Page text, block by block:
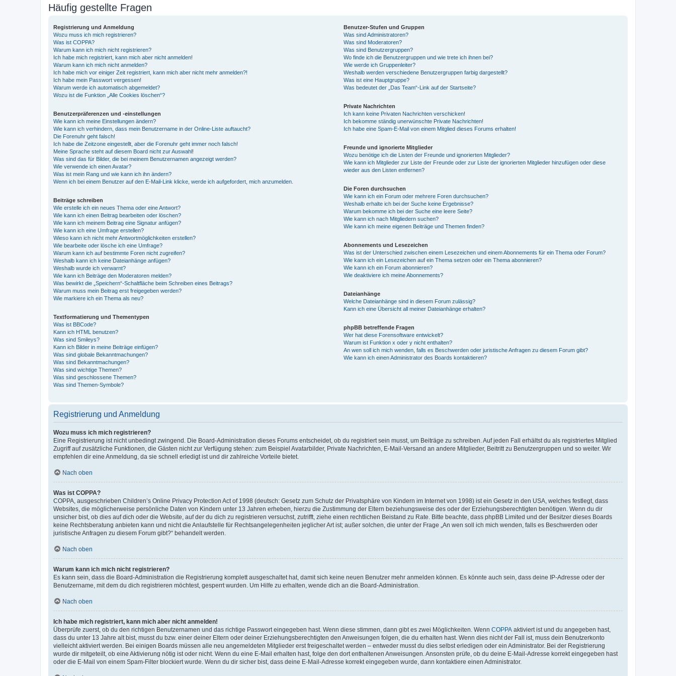
Häufig gestellte Fragen
Registrierung und Anmeldung
Wozu muss ich mich registrieren?
Was ist COPPA?
Warum kann ich mich nicht registrieren?
Ich habe mich registriert, kann mich aber nicht anmelden!
Warum kann ich mich nicht anmelden?
Ich habe mich vor einiger Zeit registriert, kann mich aber nicht mehr anmelden?!
Ich habe mein Passwort vergessen!
Warum werde ich automatisch abgemeldet?
Wozu ist die Funktion „Alle Cookies löschen“?
Benutzerpräferenzen und -einstellungen
Wie kann ich meine Einstellungen ändern?
Wie kann ich verhindern, dass mein Benutzername in der Online-Liste auftaucht?
Die Forenuhr geht falsch!
Ich habe die Zeitzone eingestellt, aber die Forenuhr geht immer noch falsch!
Meine Sprache steht auf diesem Board nicht zur Auswahl!
Was sind das für Bilder, die bei meinem Benutzernamen angezeigt werden?
Wie verwende ich einen Avatar?
Was ist mein Rang und wie kann ich ihn ändern?
Wenn ich bei einem Benutzer auf den E-Mail-Link klicke, werde ich aufgefordert, mich anzumelden.
Beiträge schreiben
Wie erstelle ich ein neues Thema oder eine Antwort?
Wie kann ich einen Beitrag bearbeiten oder löschen?
Wie kann ich meinem Beitrag eine Signatur anfügen?
Wie kann ich eine Umfrage erstellen?
Wieso kann ich nicht mehr Antwortmöglichkeiten erstellen?
Wie bearbeite oder lösche ich eine Umfrage?
Warum kann ich auf bestimmte Foren nicht zugreifen?
Weshalb kann ich keine Dateianhänge anfügen?
Weshalb wurde ich verwarnt?
Wie kann ich Beiträge den Moderatoren melden?
Was bewirkt die „Speichern“-Schaltfläche beim Schreiben eines Beitrags?
Warum muss mein Beitrag erst freigegeben werden?
Wie markiere ich ein Thema als neu?
Textformatierung und Thementypen
Was ist BBCode?
Kann ich HTML benutzen?
Was sind Smileys?
Kann ich Bilder in meine Beiträge einfügen?
Was sind globale Bekanntmachungen?
Was sind Bekanntmachungen?
Was sind wichtige Themen?
Was sind geschlossene Themen?
Was sind Themen-Symbole?
Benutzer-Stufen und Gruppen
Was sind Administratoren?
Was sind Moderatoren?
Was sind Benutzergruppen?
Wo finde ich die Benutzergruppen und wie trete ich ihnen bei?
Wie werde ich Gruppenleiter?
Weshalb werden verschiedene Benutzergruppen farbig dargestellt?
Was ist eine Hauptgruppe?
Was bedeutet der „Das Team“-Link auf der Startseite?
Private Nachrichten
Ich kann keine Privaten Nachrichten verschicken!
Ich bekomme ständig unerwünschte Private Nachrichten!
Ich habe eine Spam-E-Mail von einem Mitglied dieses Forums erhalten!
Freunde und ignorierte Mitglieder
Wozu benötige ich die Listen der Freunde und ignorierten Mitglieder?
Wie kann ich Mitglieder zur Liste der Freunde oder zur Liste der ignorierten Mitglieder hinzufügen oder diese
wieder aus den Listen entfernen?
Die Foren durchsuchen
Wie kann ich ein Forum oder mehrere Foren durchsuchen?
Weshalb erhalte ich bei der Suche keine Ergebnisse?
Warum bekomme ich bei der Suche eine leere Seite?
Wie kann ich nach Mitgliedern suchen?
Wie kann ich meine eigenen Beiträge und Themen finden?
Abonnements und Lesezeichen
Was ist der Unterschied zwischen einem Lesezeichen und einem Abonnements für ein Thema oder Forum?
Wie kann ich ein Lesezeichen auf ein Thema setzen oder ein Thema abonnieren?
Wie kann ich ein Forum abonnieren?
Wie deaktiviere ich meine Abonnements?
Dateianhänge
Welche Dateianhänge sind in diesem Forum zulässig?
Kann ich eine Übersicht all meiner Dateianhänge erhalten?
phpBB betreffende Fragen
Wer hat diese Forensoftware entwickelt?
Warum ist Funktion x oder y nicht enthalten?
An wen soll ich mich wenden, falls es Beschwerden oder juristische Anfragen zu diesem Forum gibt?
Wie kann ich einen Administrator des Boards kontaktieren?
Registrierung und Anmeldung
Wozu muss ich mich registrieren?
Eine Registrierung ist nicht unbedingt zwingend. Die Board-Administration dieses Forums entscheidet, ob du registriert sein musst, um Beiträge zu schreiben. Auf jeden Fall erhältst du als registriertes Mitglied
Zugriff auf zusätzliche Funktionen, die Gästen nicht zur Verfügung stehen: zum Beispiel Avatarbilder, Private Nachrichten, E-Mail-Versand an andere Mitglieder, Beitritt zu Benutzergruppen und so weiter. Wir
empfehlen dir eine Anmeldung, da sie schnell erledigt ist und dir zahlreiche Vorteile bietet.
Nach oben
Was ist COPPA?
COPPA, ausgeschrieben Children’s Online Privacy Protection Act of 1998 (deutsch: Gesetz zum Schutz der Privatsphäre von Kindern im Internet von 1998) ist ein Gesetz in den USA, welches festlegt, dass
Websites, die möglicherweise persönliche Daten von Kindern unter 13 Jahren erheben, hierzu die Zustimmung der Eltern beziehungsweise des oder der Erziehungsberechtigten benötigen. Wenn du dir
unsicher bist, ob dies auf dich oder die Website, auf der du dich zu registrieren versuchst, zutrifft, ziehe einen rechtlichen Beistand zu Rate. Bitte beachte, dass phpBB Limited und der Besitzer dieses Boards
keine Rechtsberatung anbieten kann und nicht die Anlaufstelle für Rechtsangelegenheiten jeglicher Art ist; außer solchen, die unter der Frage „An wen soll ich mich wenden, falls es Beschwerden oder
juristische Anfragen zu diesem Forum gibt?“ behandelt werden.
Nach oben
Warum kann ich mich nicht registrieren?
Es kann sein, dass die Board-Administration die Registrierung komplett ausgeschaltet hat, damit sich keine neuen Benutzer mehr anmelden können. Es könnte auch sein, dass deine IP-Adresse oder der
Benutzername, mit dem du dich registrieren möchtest, gesperrt wurden. Um Hilfe zu erhalten, wende dich an die Board-Administration.
Nach oben
Ich habe mich registriert, kann mich aber nicht anmelden!
Überprüfe zuerst, ob du den richtigen Benutzernamen und das richtige Passwort eingegeben hast. Wenn diese stimmen, dann gibt es zwei Möglichkeiten. Wenn COPPA aktiviert ist und du angegeben hast,
dass du unter 13 Jahre alt bist, musst du bzw. einer deiner Eltern oder deiner Erziehungsberechtigten den Anweisungen folgen, die du erhalten hast. Wenn dies nicht der Fall ist, muss dein Benutzerkonto
vielleicht aktiviert werden. Bei einigen Boards müssen alle neu angemeldeten Mitglieder erst freigeschaltet werden – entweder musst du dies selbst erledigen oder ein Administrator. Bei der Registrierung
wurde dir mitgeteilt, ob eine Aktivierung nötig ist oder nicht. Wenn du eine E-Mail erhalten hast, folge den dort enthaltenen Anweisungen. Ansonsten prüfe, ob du deine E-Mail-Adresse korrekt eingegeben hast
oder die E-Mail von einem Spam-Filter blockiert wurde. Wenn du dir sicher bist, dass deine E-Mail-Adresse korrekt eingegeben wurde, dann kontaktiere einen Administrator.